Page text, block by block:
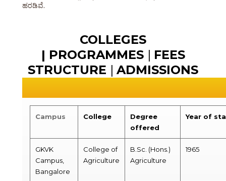
ಹರಡಿವೆ.
COLLEGES
| PROGRAMMES | FEES
STRUCTURE | ADMISSIONS
Campus College
Degree
offered
Year of
GKVK
Campus,
Bangalore
College of
Agriculture
B.Sc. (Hons.)
Agriculture
1965